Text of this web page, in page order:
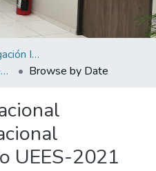
Anuarios de Investigación Institucional
Congreso Internacional Científico Internacional Multidisciplinario UEES-2021
Browse by Date
UEES-2021